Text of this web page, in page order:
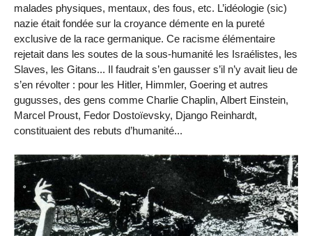
malades physiques, mentaux, des fous, etc. L’idéologie (sic)
nazie était fondée sur la croyance démente en la pureté
exclusive de la race germanique. Ce racisme élémentaire
rejetait dans les soutes de la sous-humanité les Israélistes, les
Slaves, les Gitans... Il faudrait s’en gausser s’il n’y avait lieu de
s’en révolter : pour les Hitler, Himmler, Goering et autres
gugusses, des gens comme Charlie Chaplin, Albert Einstein,
Marcel Proust, Fedor Dostoïevsky, Django Reinhardt,
constituaient des rebuts d’humanité...